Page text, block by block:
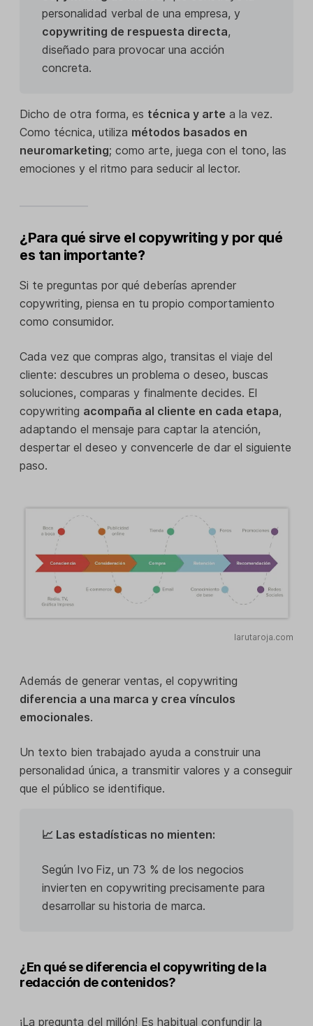
personalidad verbal de una empresa, y
copywriting de respuesta directa,
diseñado para provocar una acción
concreta.
Dicho de otra forma, es técnica y arte a la vez.
Como técnica, utiliza métodos basados en
neuromarketing; como arte, juega con el tono, las
emociones y el ritmo para seducir al lector.
¿Para qué sirve el copywriting y por qué
es tan importante?
Si te preguntas por qué deberías aprender
copywriting, piensa en tu propio comportamiento
como consumidor.
Cada vez que compras algo, transitas el viaje del
cliente: descubres un problema o deseo, buscas
soluciones, comparas y finalmente decides. El
copywriting acompaña al cliente en cada etapa,
adaptando el mensaje para captar la atención,
despertar el deseo y convencerle de dar el siguiente
paso.
larutaroja.com
Además de generar ventas, el copywriting
diferencia a una marca y crea vínculos
emocionales.
Un texto bien trabajado ayuda a construir una
personalidad única, a transmitir valores y a conseguir
que el público se identifique.
📈 Las estadísticas no mienten:
Según Ivo Fiz, un 73 % de los negocios
invierten en copywriting precisamente para
desarrollar su historia de marca.
¿En qué se diferencia el copywriting de la
redacción de contenidos?
¡La pregunta del millón! Es habitual confundir la